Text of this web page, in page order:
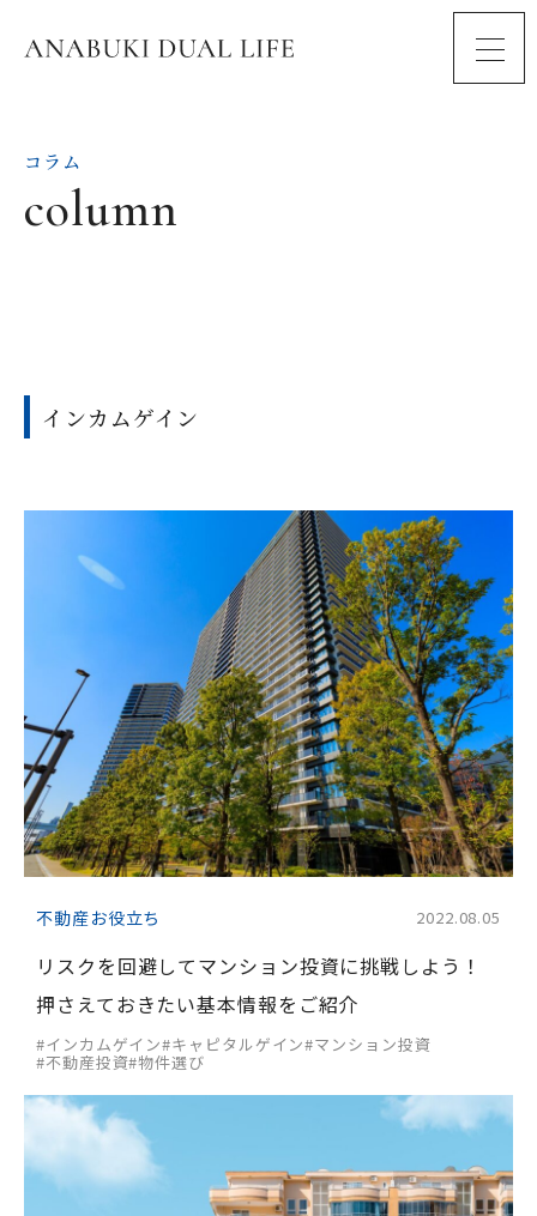
コラム
column
インカムゲイン
不動産お役立ち 2022.08.05
リスクを回避してマンション投資に挑戦しよう！
押さえておきたい基本情報をご紹介
#インカムゲイン#キャピタルゲイン#マンション投資
#不動産投資#物件選び